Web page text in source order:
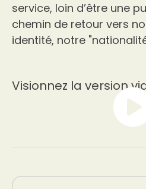
service, loin d’être une
chemin de retour vers
identité, notre
Visionnez la version